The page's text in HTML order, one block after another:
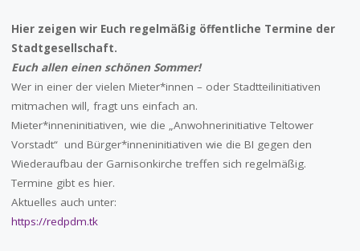
Hier zeigen wir Euch regelmäßig öffentliche Termine der
Stadtgesellschaft.
Euch allen einen schönen Sommer!
Wer in einer der vielen Mieter*innen – oder Stadtteilinitiativen
mitmachen will, fragt uns einfach an.
Mieter*inneninitiativen, wie die „Anwohnerinitiative Teltower
Vorstadt“ und Bürger*inneninitiativen wie die BI gegen den
Wiederaufbau der Garnisonkirche treffen sich regelmäßig.
Termine gibt es hier.
Aktuelles auch unter:
https://redpdm.tk